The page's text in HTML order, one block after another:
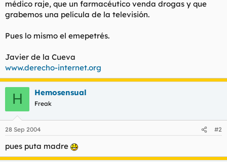
médico raje, que un farmacéutico venda drogas y que
grabemos una película de la televisión.
Pues lo mismo el emepetrés.
Javier de la Cueva
www.derecho-internet.org
H Hemosensual
Freak
28 Sep 2004 #2
pues puta madre